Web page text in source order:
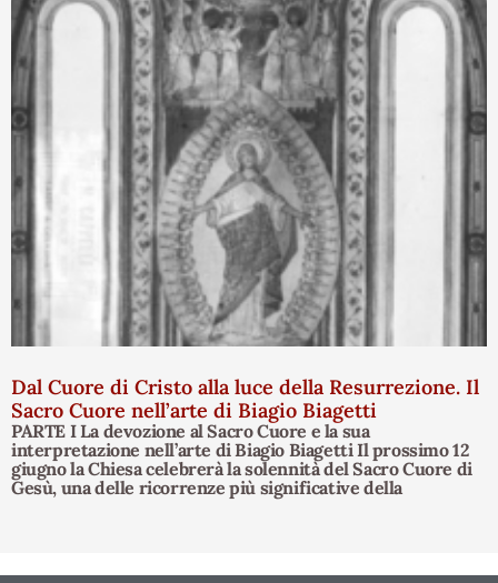
Dal Cuore di Cristo alla luce della Resurrezione. Il
Sacro Cuore nell’arte di Biagio Biagetti
PARTE I La devozione al Sacro Cuore e la sua
interpretazione nell’arte di Biagio Biagetti Il prossimo 12
giugno la Chiesa celebrerà la solennità del Sacro Cuore di
Gesù, una delle ricorrenze più significative della